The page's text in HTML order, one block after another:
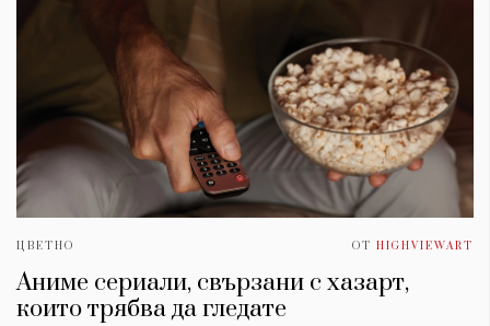
ЦВЕТНО ОТ HIGHVIEWART
Аниме сериали, свързани с хазарт,
които трябва да гледате